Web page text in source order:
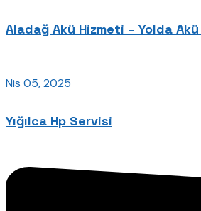
Aladağ Akü Hizmeti – Yolda
Nis 05, 2025
Yığılca Hp Servisi